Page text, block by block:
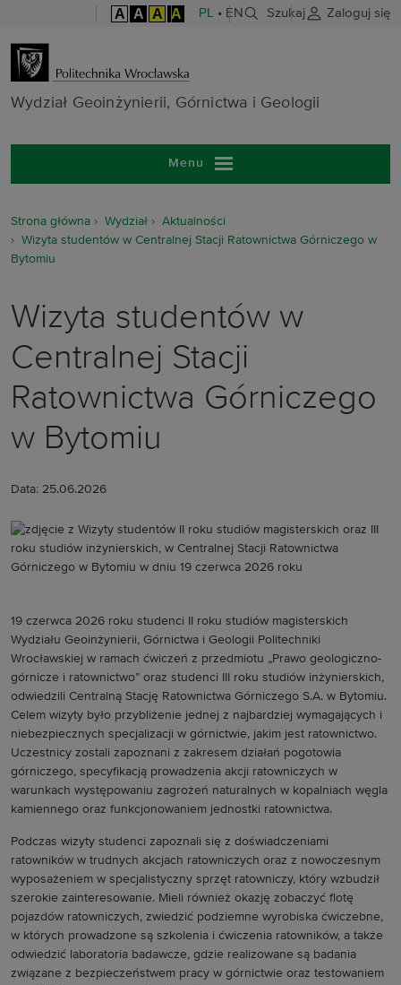
A A A A PL • EN Szukaj Zaloguj się
Wydział
Wydział Geoinżynierii, Górnictwa i Geologii
Menu
Strona główna Wydział
Aktualności
Wizyta studentów w Centralnej Stacji Ratownictwa Górniczego w
Bytomiu
Wizyta studentów w
Centralnej Stacji
Ratownictwa Górniczego
w Bytomiu
Data: 25.06.2026
19 czerwca 2026 roku studenci II roku studiów magisterskich
Wydziału Geoinżynierii, Górnictwa i Geologii Politechniki
Wrocławskiej w ramach ćwiczeń z przedmiotu „Prawo geologiczno-
górnicze i ratownictwo” oraz studenci III roku studiów inżynierskich,
odwiedzili Centralną Stację Ratownictwa Górniczego S.A. w Bytomiu.
Celem wizyty było przybliżenie jednej z najbardziej wymagających i
niebezpiecznych specjalizacji w górnictwie, jakim jest ratownictwo.
Uczestnicy zostali zapoznani z zakresem działań pogotowia
górniczego, specyfikacją prowadzenia akcji ratowniczych w
warunkach występowaniu zagrożeń naturalnych w kopalniach węgla
kamiennego oraz funkcjonowaniem jednostki ratownictwa.
Podczas wizyty studenci zapoznali się z doświadczeniami
ratowników w trudnych akcjach ratowniczych oraz z nowoczesnym
wyposażeniem w specjalistyczny sprzęt ratowniczy, który wzbudził
szerokie zainteresowanie. Mieli również okazję zobaczyć flotę
pojazdów ratowniczych, zwiedzić podziemne wyrobiska ćwiczebne,
w których prowadzone są szkolenia i ćwiczenia ratowników, a także
odwiedzić laboratoria badawcze, gdzie realizowane są badania
związane z bezpieczeństwem pracy w górnictwie oraz testowaniem